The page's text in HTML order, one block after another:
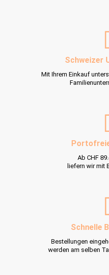
Schweizer
Mit Ihrem Einkauf
Ab CHF
liefern wir mit
Schnelle
Bestellungen
werden am selben